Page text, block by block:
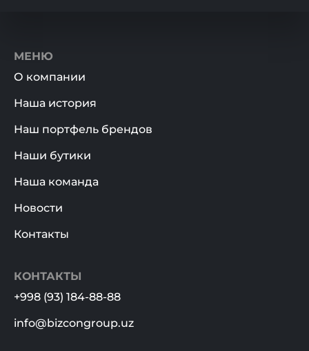
МЕНЮ
О компании
Наша история
Наш портфель брендов
Наши бутики
Наша команда
Новости
Контакты
КОНТАКТЫ
+998 (93) 184-88-88
info@bizcongroup.uz